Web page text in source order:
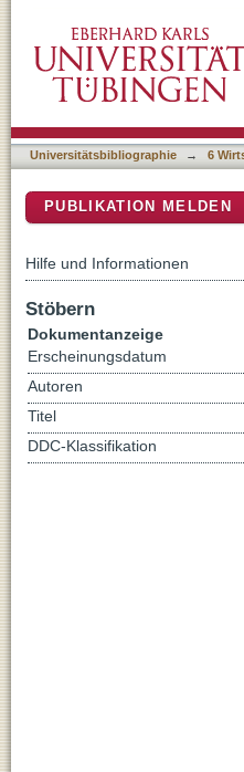
Universitätsbibliographie → 6
PUBLIKATION MELDEN
Hilfe und Informationen
Stöbern
Dokumentanzeige
Erscheinungsdatum
Autoren
Titel
DDC-Klassifikation